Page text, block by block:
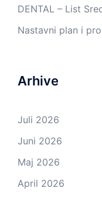
DENTAL – List
Nastavni plan i
Arhive
Juli 2026
Juni 2026
Maj 2026
April 2026